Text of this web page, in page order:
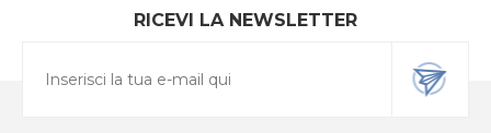
RICEVI LA NEWSLETTER